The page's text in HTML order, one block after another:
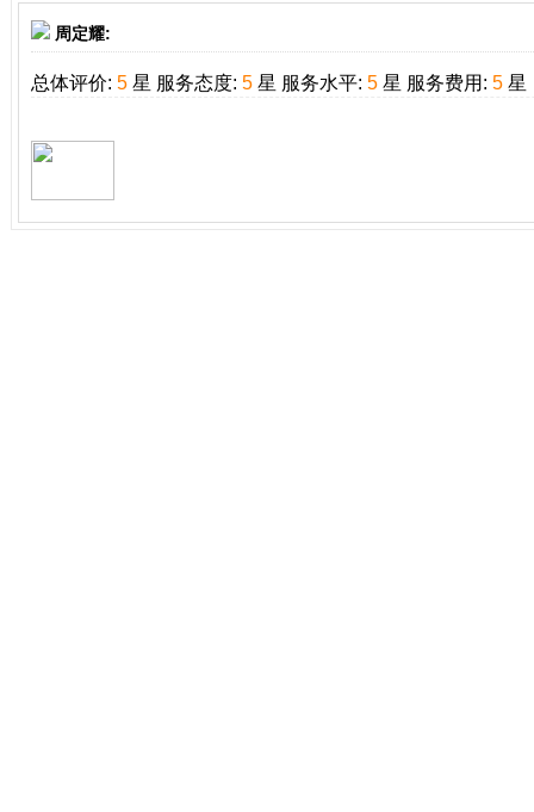
周定耀:
总体评价: 5 星 服务态度: 5 星 服务水平: 5 星 服务费用: 5 星